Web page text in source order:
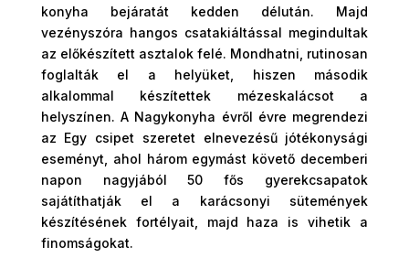
konyha bejáratát kedden délután. Majd
vezényszóra hangos csatakiáltással megindultak
az előkészített asztalok felé. Mondhatni, rutinosan
foglalták el a helyüket, hiszen második
alkalommal készítettek mézeskalácsot a
helyszínen. A Nagykonyha évről évre megrendezi
az Egy csipet szeretet elnevezésű jótékonysági
eseményt, ahol három egymást követő decemberi
napon nagyjából 50 fős gyerekcsapatok
sajátíthatják el a karácsonyi sütemények
készítésének fortélyait, majd haza is vihetik a
finomságokat.